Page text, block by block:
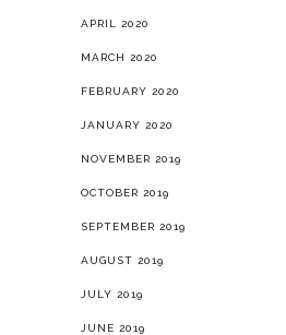
APRIL 2020
MARCH 2020
FEBRUARY 2020
JANUARY 2020
NOVEMBER 2019
OCTOBER 2019
SEPTEMBER 2019
AUGUST 2019
JULY 2019
JUNE 2019